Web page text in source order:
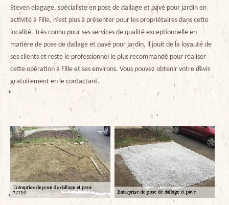
Steven elagage, spécialiste en pose de dallage et pavé pour jardin en
activité à Fille, n’est plus à présenter pour les propriétaires dans cette
localité. Très connu pour ses services de qualité exceptionnelle en
matière de pose de dallage et pavé pour jardin, il jouit de la loyauté de
ses clients et reste le professionnel le plus recommandé pour réaliser
cette opération à Fille et ses environs. Vous pouvez obtenir votre devis
gratuitement en le contactant.